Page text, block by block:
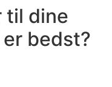
til dine
bedst?